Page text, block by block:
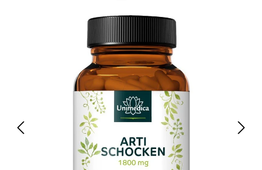
Ignorer la galerie d'images